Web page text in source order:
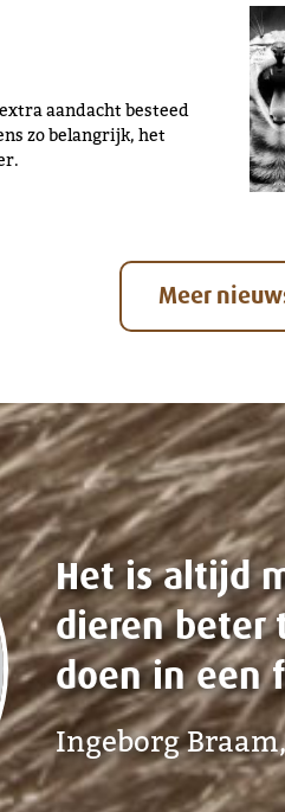
aandacht besteed
zo belangrijk, het
Meer
We werken
denken met
oplossingen
Barbara